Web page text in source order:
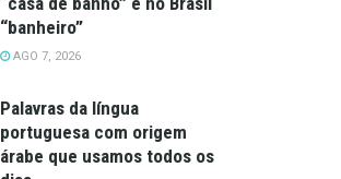
“banheiro”
AGO 7, 2026
Palavras da língua
portuguesa com origem
árabe que usamos todos os